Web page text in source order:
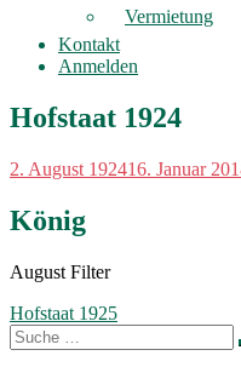
Vermietung
Kontakt
Anmelden
Hofstaat 1924
2. August 192416. Januar
König
August Filter
Beitragsnavigation
Hofstaat 1925
Suche
nach: